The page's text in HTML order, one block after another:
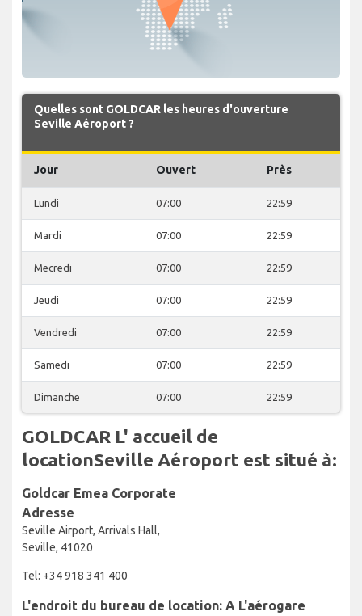
Quelles sont GOLDCAR les heures d'ouverture
Seville Aéroport ?
Jour Ouvert Près
Lundi 07:00 22:59
Mardi 07:00 22:59
Mecredi 07:00 22:59
Jeudi 07:00 22:59
Vendredi 07:00 22:59
Samedi 07:00 22:59
Dimanche 07:00 22:59
GOLDCAR L' accueil de
locationSeville Aéroport est situé à:
Goldcar Emea Corporate
Adresse
Seville Airport, Arrivals Hall,
Seville, 41020
Tel: +34 918 341 400
L'endroit du bureau de location: A L'aérogare